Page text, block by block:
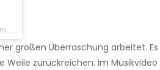
großen Überraschung arbeitet. Es
Weile zurückreichen. Im Musikvideo